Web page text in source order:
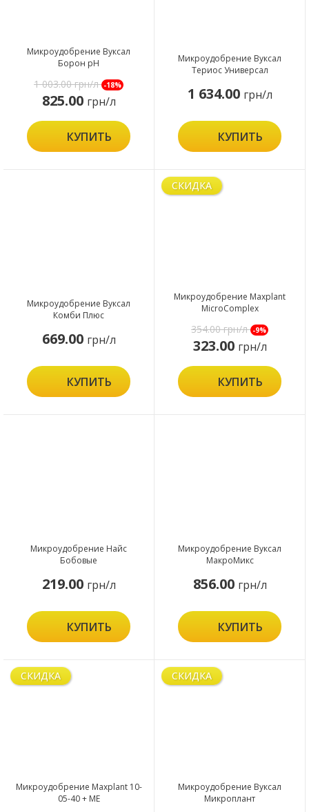
Микроудобрение Вуксал
Борон pH
1 003.00грн/л -18%
825.00 грн/л
КУПИТЬ
Микроудобрение Вуксал
Териос Универсал
1 634.00 грн/л
КУПИТЬ
Микроудобрение Вуксал
Комби Плюс
669.00 грн/л
КУПИТЬ
СКИДКА
Микроудобрение Maxplant
MicroComplex
354.00грн/л -9%
323.00 грн/л
КУПИТЬ
Микроудобрение Найс
Бобовые
219.00 грн/л
КУПИТЬ
Микроудобрение Вуксал
МакроМикс
856.00 грн/л
КУПИТЬ
СКИДКА
Микроудобрение Maxplant 10-
05-40 + ME
СКИДКА
Микроудобрение Вуксал
Микроплант